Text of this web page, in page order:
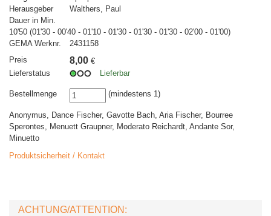
Herausgeber
Walthers, Paul
Dauer in Min.
10'50 (01'30 - 00'40 - 01'10 - 01'30 - 01'30 - 01'30 - 02'00 - 01'00)
GEMA Werknr.
2431158
Preis
8,00 €
Lieferstatus
Lieferbar
Bestellmenge (mindestens 1)
Anonymus, Dance Fischer, Gavotte Bach, Aria Fischer, Bourree
Sperontes, Menuett Graupner, Moderato Reichardt, Andante Sor,
Minuetto
Produktsicherheit / Kontakt
ACHTUNG/ATTENTION: